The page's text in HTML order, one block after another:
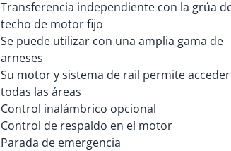
Transferencia independiente con la grúa
techo de motor fijo
Se puede utilizar con una amplia gama de
arneses
Su motor y sistema de rail permite
todas las áreas
Control inalámbrico opcional
Control de respaldo en el motor
Parada de emergencia